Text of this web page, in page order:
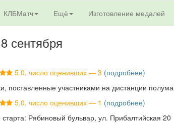
КЛБМатч Ещё Изготовление медалей
сентября
5.0, число оценивших — 3 (подробнее)
поставленные участниками на дистанции
5.0, число оценивших — 1 (подробнее)
Рябиновый бульвар, ул. Прибалтийская 20